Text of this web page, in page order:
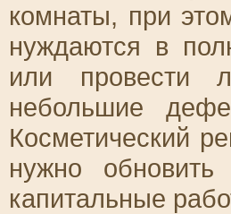
комнаты, при
нуждаются в
или провести
небольшие
Косметический
нужно
капитальные